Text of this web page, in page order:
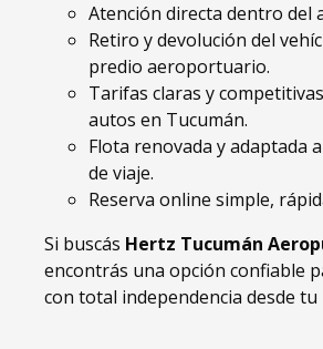
Atención directa dentro del
Retiro y devolución del
predio aeroportuario.
Tarifas claras y
autos en Tucumán.
Flota renovada y adaptada
de viaje.
Reserva online simple,
Si buscás Hertz Tucumán
encontrás una opción confiable
con total independencia desde tu